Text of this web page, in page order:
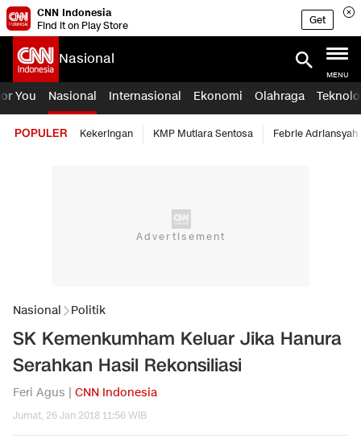
CNN Indonesia
Find it on Play Store
Get
Nasional
MENU
You Nasional Internasional Ekonomi Olahraga
POPULER Kekeringan KMP Mutiara Sentosa Febrie Adriansyah
Nasional Politik
SK Kemenkumham Keluar Jika Hanura
Serahkan Hasil Rekonsiliasi
Feri Agus | CNN Indonesia
Jumat, 26 Jan 2018 11:56 WIB